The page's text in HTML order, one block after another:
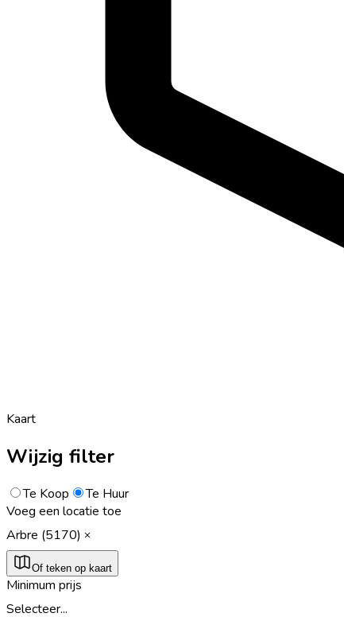
Kaart
Wijzig filter
Te Koop
Te Huur
Voeg een locatie toe
Arbre (5170)
Of teken op kaart
Minimum prijs
Selecteer...